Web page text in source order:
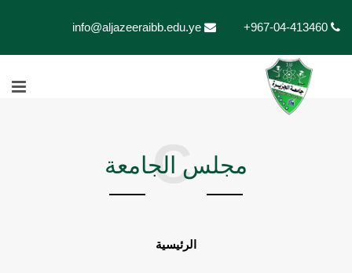
+967-04-413460
مجلس الجامعة
C
الرئيسية